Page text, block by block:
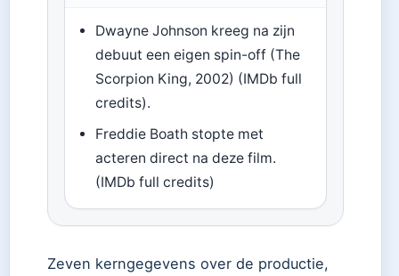
Dwayne Johnson kreeg na zijn
debuut een eigen spin-off (The
Scorpion King, 2002) (IMDb full
credits).
Freddie Boath stopte met
acteren direct na deze film.
(IMDb full credits)
Zeven kerngegevens over de productie,